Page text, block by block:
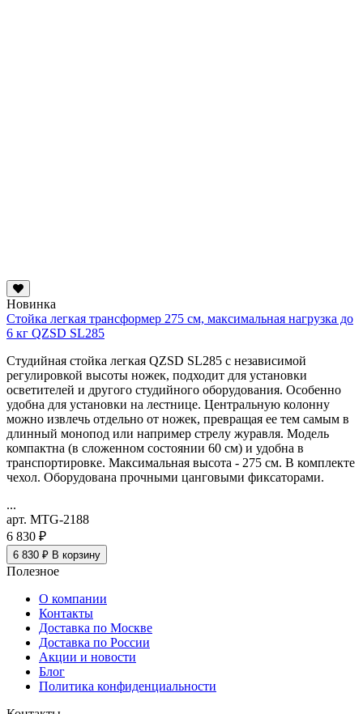
Новинка
Стойка легкая трансформер 275 см, максимальная нагрузка до
6 кг QZSD SL285
Студийная стойка легкая QZSD SL285 с независимой
регулировкой высоты ножек, подходит для установки
осветителей и другого студийного оборудования. Особенно
удобна для установки на лестнице. Центральную колонну
можно извлечь отдельно от ножек, превращая ее тем самым в
длинный монопод или например стрелу журавля. Модель
компактна (в сложенном состоянии 60 см) и удобна в
транспортировке. Максимальная высота - 275 см. В комплекте
чехол. Оборудована прочными цанговыми фиксаторами.
...
арт. MTG-2188
6 830 ₽
6 830 ₽ В корзину
Полезное
О компании
Контакты
Доставка по Москве
Доставка по России
Акции и новости
Блог
Политика конфиденциальности